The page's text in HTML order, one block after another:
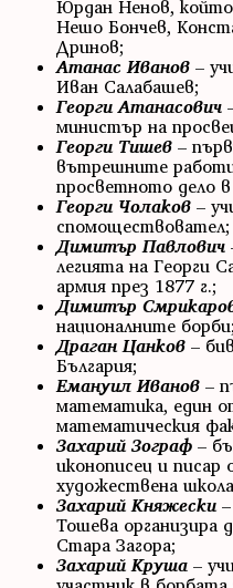
Юрдан Ненов,
Нешо Бончев,
Дринов;
Атанас Иванов –
Иван Салабашев;
Георги Атанасович
министър на
Георги Тишев –
вътрешните
просветното дело
Георги Чолаков –
спомоществовател;
Димитър Павлович
легията на Георги
армия през 1877 г.;
Димитър
националните борби;
Драган Цанков –
България;
Емануил Иванов –
математика, един
математическия
Захарий Зограф –
иконописец и
художествена
Захарий Княжески
Тошева организира
Стара Загора;
Захарий Круша –